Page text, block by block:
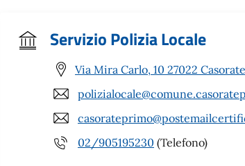
Servizio Polizia Locale
Via Mira Carlo, 10 27022
02/905195230 (Telefono)